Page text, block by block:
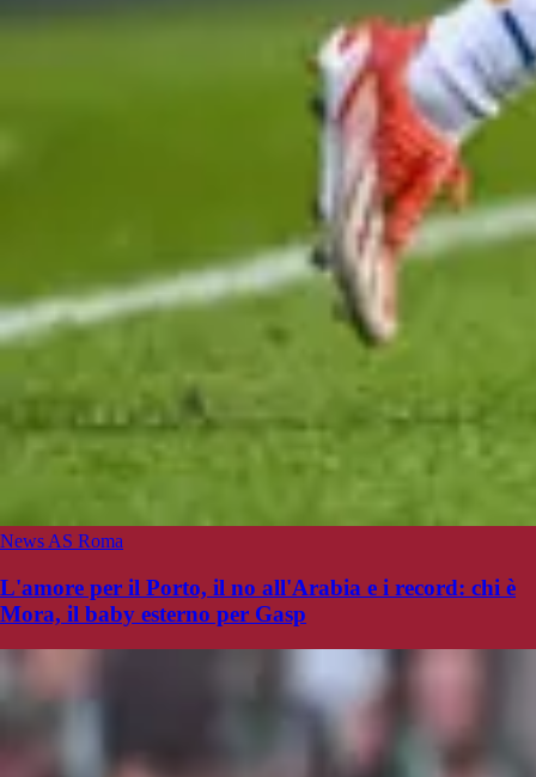
News AS Roma
L'amore per il Porto, il no all'Arabia e i record: chi è
Mora, il baby esterno per Gasp